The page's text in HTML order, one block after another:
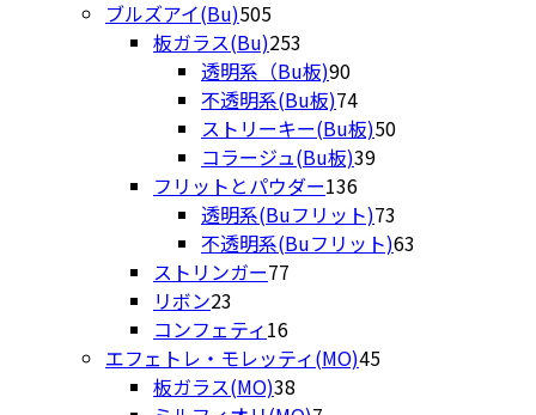
商
品
品
ブルズアイ(Bu)505505
個
の
商
品
板ガラス(Bu)253
個
の
商
品
透明系（Bu板)9090
個
の
商
品
不透明系(Bu板)7474
個
の
商
品
ストリーキー(Bu板)5050
品
コラージュ(Bu板)3939
の
商
フリットとパウダー136136
個
の
透明系(Buフリット)73
個
不透明系(Buフリット)63
ストリンガー77
商
品
リボン23
個
の
商
コンフェティ1616
個
の
エフェトレ・モレッティ(MO)4545
板ガラス(MO)38